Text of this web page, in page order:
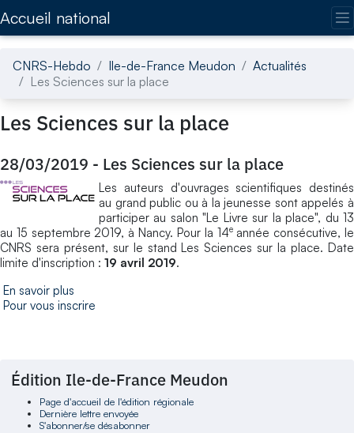
Accueil national
CNRS-Hebdo Ile-de-France Meudon
Actualités
Les Sciences sur la place
Les Sciences sur la place
28/03/2019 - Les Sciences sur la place
Les auteurs d'ouvrages scientifiques destinés
au grand public ou à la jeunesse sont appelés à
participer au salon "Le Livre sur la place", du 13
au 15 septembre 2019, à Nancy. Pour la 14eannée consécutive, le
CNRS sera présent, sur le stand Les Sciences sur la place. Date
limite d'inscription : 19 avril 2019.
En savoir plus
Pour vous inscrire
Édition Ile-de-France Meudon
Page d'accueil de l'édition régionale
Dernière lettre envoyée
S'abonner/se désabonner